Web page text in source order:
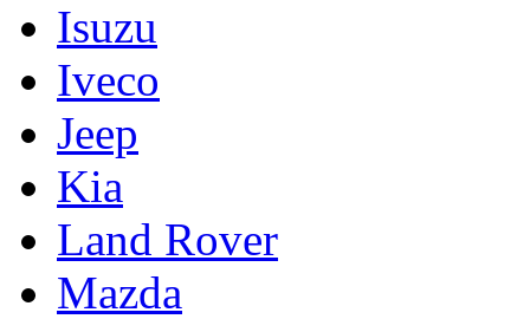
Isuzu
Iveco
Jeep
Kia
Land Rover
Mazda